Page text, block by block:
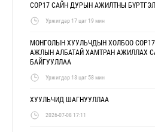
COP17 САЙН ДУРЫН АЖИЛТНЫ БҮРТГЭЛ
Уржигдар 17 цаг 19 мин
МОНГОЛЫН ХУУЛЬЧДЫН ХОЛБОО
АЖЛЫН АЛБАТАЙ ХАМТРАН АЖИЛЛАХ
БАЙГУУЛЛАА
Уржигдар 13 цаг 58 мин
ХУУЛЬЧИД ШАГНУУЛЛАА
2026-07-08 17:11